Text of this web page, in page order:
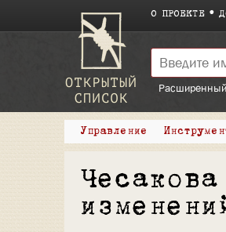
О ПРОЕКТЕ
Управление